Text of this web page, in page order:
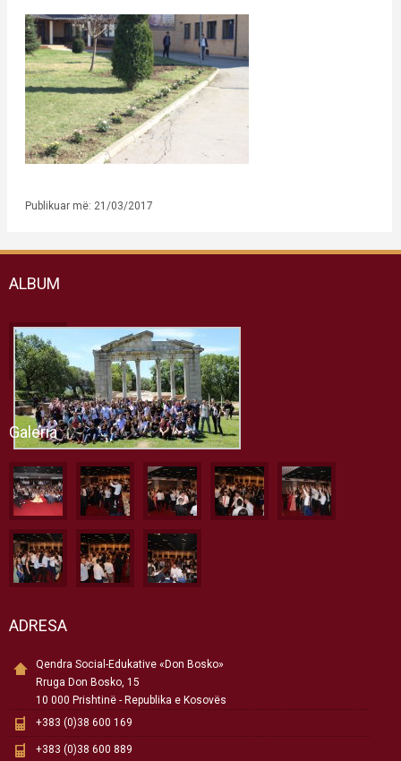
Publikuar më: 21/03/2017
ALBUM
Galeria
ADRESA
Qendra Social-Edukative «Don Bosko»
Rruga Don Bosko, 15
10 000 Prishtinë - Republika e Kosovës
+383 (0)38 600 169
+383 (0)38 600 889